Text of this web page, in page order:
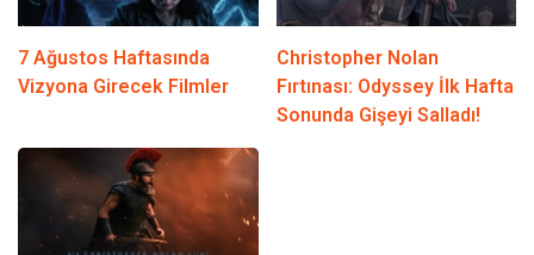
7 Ağustos Haftasında
Vizyona Girecek Filmler
Christopher Nolan
Fırtınası: Odyssey İlk Hafta
Sonunda Gişeyi Salladı!